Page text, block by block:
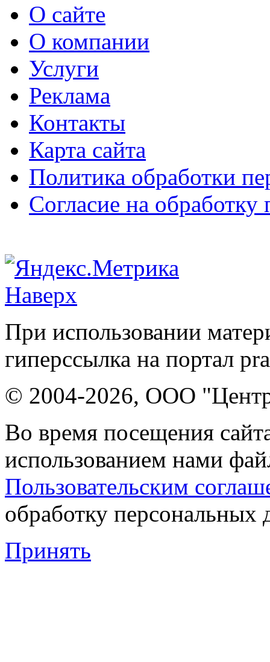
О сайте
О компании
Услуги
Реклама
Контакты
Карта сайта
Политика обработки
Согласие на
Наверх
При использовании
гиперссылка на портал
© 2004-2026, ООО "Центр
Во время посещения
использованием нами
Пользовательским
обработку персональных
Принять